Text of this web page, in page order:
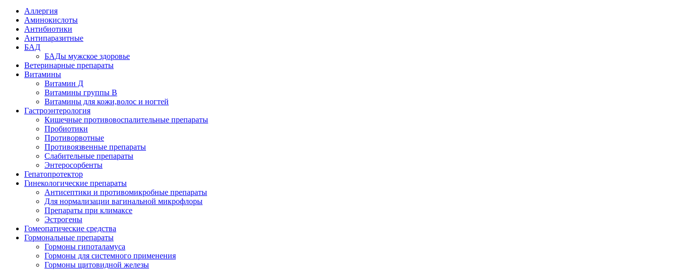
Аллергия
Аминокислоты
Антибиотики
Антипаразитные
БАД
БАДы мужское здоровье
Ветеринарные препараты
Витамины
Витамин Д
Витамины группы В
Витамины для кожи,волос и ногтей
Гастроэнтерология
Кишечные противовоспалительные препараты
Пробиотики
Противорвотные
Противоязвенные препараты
Слабительные препараты
Энтеросорбенты
Гепатопротектор
Гинекологические препараты
Антисептики и противомикробные препараты
Для нормализации вагинальной микрофлоры
Препараты при климаксе
Эстрогены
Гомеопатические средства
Гормональные препараты
Гормоны гипоталамуса
Гормоны для системного применения
Гормоны щитовидной железы